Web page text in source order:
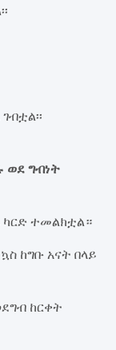
ወደ ግብነት
ተመልክቷል።
ከግቡ አናት በላይ
ከርቀት